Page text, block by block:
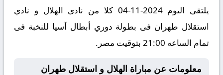
يلتقى اليوم 2024-11-04 كلا من نادى الهلال و نادي
استقلال طهران فى بطولة دوري أبطال آسيا للنخبة فى
تمام الساعه 21:00 بتوقيت مصر.
معلومات عن مباراة الهلال و استقلال طهران